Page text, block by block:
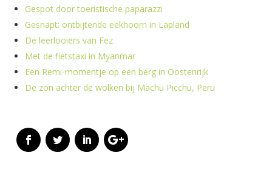
Gespot door toeristische paparazzi
Gesnapt: ontbijtende eekhoorn in Lapland
De leerlooiers van Fez
Met de fietstaxi in Myanmar
Een Remi-momentje op een berg in Oostenrijk
De zon achter de wolken bij Machu Picchu, Peru